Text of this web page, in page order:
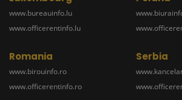
www.bureauinfo.lu
www.officerentinfo.lu
Romania
www.birouinfo.ro
www.officerentinfo.ro
Serbia